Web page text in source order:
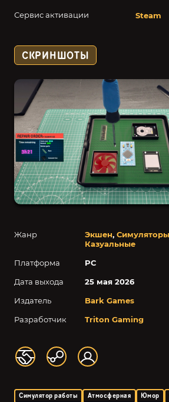
Сервис активации Steam
Жанр Экшен, Симуляторы
Казуальные
Платформа
PC
Дата выхода
25 мая 2026
Издатель
Bark Games
Разработчик
Triton Gaming
Симулятор работы Атмосферная Юмор
СКРИНШОТЫ